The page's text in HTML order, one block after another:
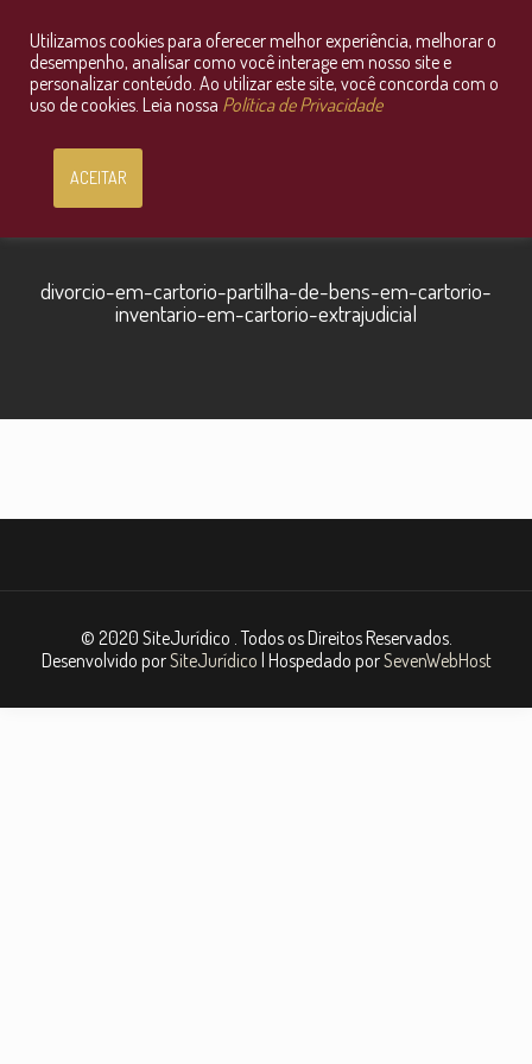
Consultoria Jurídica OnLine
divorcio-em-cartorio-partilha-de-bens-em-cartorio-
inventario-em-cartorio-extrajudicial
© 2020 SiteJurídico . Todos os Direitos Reservados.
Desenvolvido porSiteJurídico | Hospedado porSevenWebHost
Utilizamos cookies para oferecer melhor experiência, melhorar o
desempenho, analisar como você interage em nosso site e
personalizar conteúdo. Ao utilizar este site, você concorda com o
uso de cookies. Leia nossa Política de Privacidade
ACEITAR